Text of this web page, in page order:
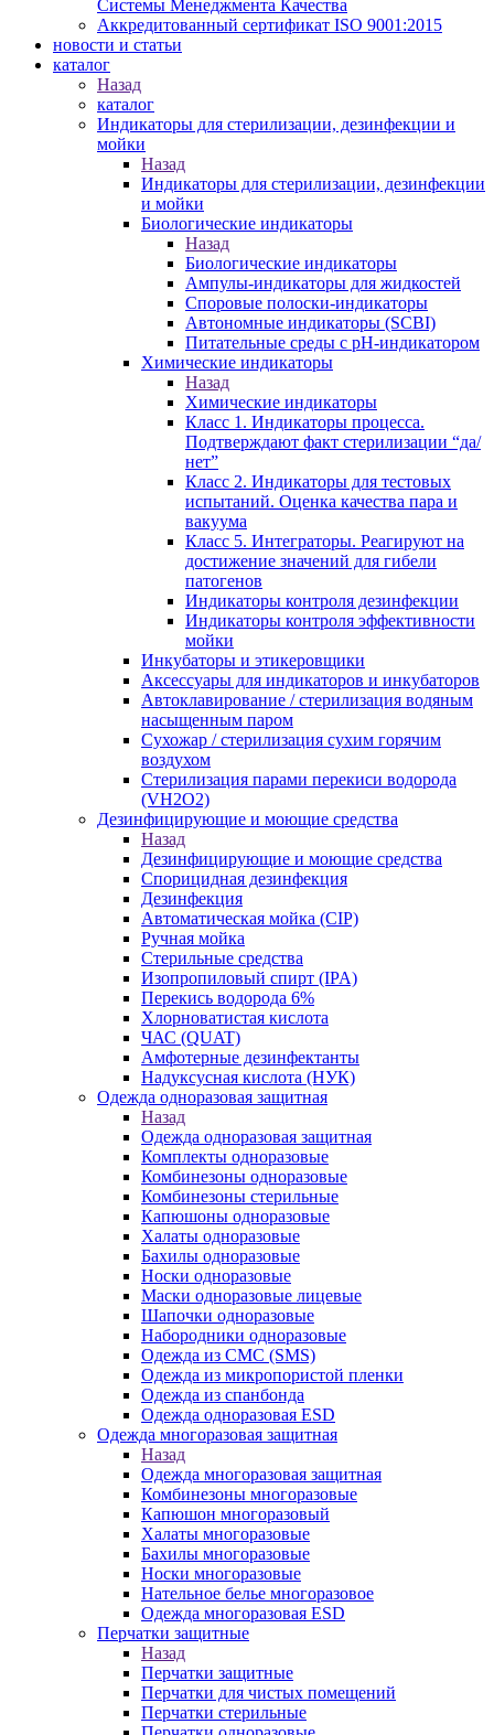
Системы Менеджмента Качества
Аккредитованный сертификат ISO 9001:2015
новости и статьи
каталог
Назад
каталог
Индикаторы для стерилизации, дезинфекции и
мойки
Назад
Индикаторы для стерилизации, дезинфекции
и мойки
Биологические индикаторы
Назад
Биологические индикаторы
Ампулы-индикаторы для жидкостей
Споровые полоски-индикаторы
Автономные индикаторы (SCBI)
Питательные среды с рН-индикатором
Химические индикаторы
Назад
Химические индикаторы
Класс 1. Индикаторы процесса.
Подтверждают факт стерилизации “да/
нет”
Класс 2. Индикаторы для тестовых
испытаний. Оценка качества пара и
вакуума
Класс 5. Интеграторы. Реагируют на
достижение значений для гибели
патогенов
Индикаторы контроля дезинфекции
Индикаторы контроля эффективности
мойки
Инкубаторы и этикеровщики
Аксессуары для индикаторов и инкубаторов
Автоклавирование / стерилизация водяным
насыщенным паром
Сухожар / стерилизация сухим горячим
воздухом
Стерилизация парами перекиси водорода
(VH2O2)
Дезинфицирующие и моющие средства
Назад
Дезинфицирующие и моющие средства
Спорицидная дезинфекция
Дезинфекция
Автоматическая мойка (CIP)
Ручная мойка
Стерильные средства
Изопропиловый спирт (IPA)
Перекись водорода 6%
Хлорноватистая кислота
ЧАС (QUAT)
Амфотерные дезинфектанты
Надуксусная кислота (НУК)
Одежда одноразовая защитная
Назад
Одежда одноразовая защитная
Комплекты одноразовые
Комбинезоны одноразовые
Комбинезоны стерильные
Капюшоны одноразовые
Халаты одноразовые
Бахилы одноразовые
Носки одноразовые
Маски одноразовые лицевые
Шапочки одноразовые
Набородники одноразовые
Одежда из СМС (SMS)
Одежда из микропористой пленки
Одежда из спанбонда
Одежда одноразовая ESD
Одежда многоразовая защитная
Назад
Одежда многоразовая защитная
Комбинезоны многоразовые
Капюшон многоразовый
Халаты многоразовые
Бахилы многоразовые
Носки многоразовые
Нательное белье многоразовое
Одежда многоразовая ESD
Перчатки защитные
Назад
Перчатки защитные
Перчатки для чистых помещений
Перчатки стерильные